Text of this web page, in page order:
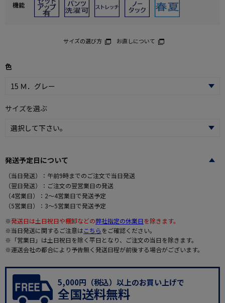
機能
サイズの選び方 お直しについて
色
サイズを選ぶ
発送予定日について
（当日発送）：午前9時までのご注文で当日発送
（翌日発送）：ご注文の翌営業日の発送
（4営業日）：2～4営業日で発送予定
（5営業日）：3～5営業日で発送予定
※発送日は土日祝日や棚卸などの弊社指定の休業日を除きます。
※当日発送に関するご注意はこちらをご確認ください。
※「営業日」は土日祝日を除く平日となり、ご注文の当日を除きます。
※運送会社の都合により予告無く発送日程が前後する場合がございます。
5,000円（税込）以上のお買い上げで
全国送料無料